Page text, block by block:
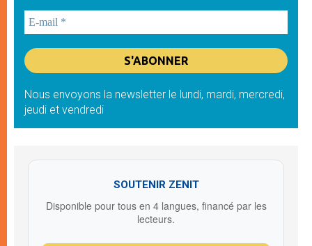
Nous envoyons la newsletter le lundi, mardi, mercredi,
jeudi et vendredi
SOUTENIR ZENIT
Disponible pour tous en 4 langues, financé par les
lecteurs.